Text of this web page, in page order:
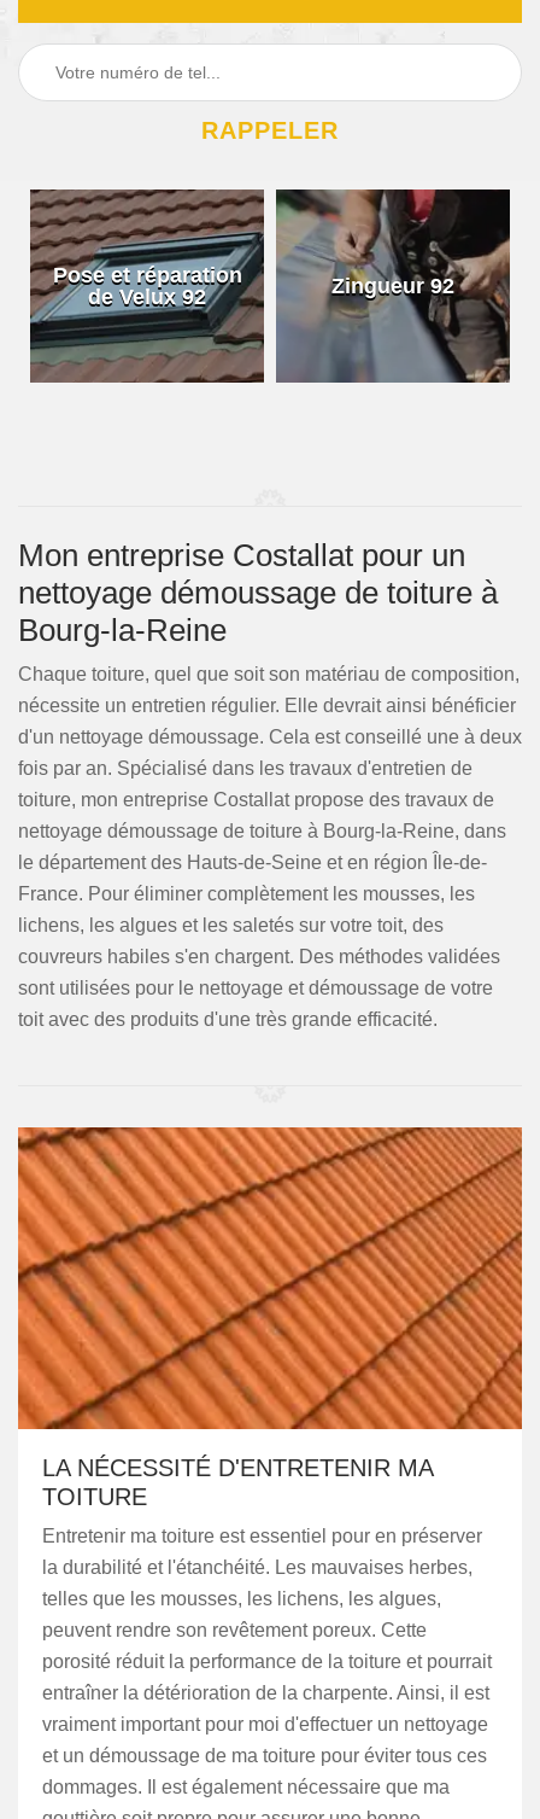
Pose et réparation
de Velux 92
Zingueur 92
Mon entreprise Costallat pour un
nettoyage démoussage de toiture à
Bourg-la-Reine
Chaque toiture, quel que soit son matériau de composition,
nécessite un entretien régulier. Elle devrait ainsi bénéficier
d'un nettoyage démoussage. Cela est conseillé une à deux
fois par an. Spécialisé dans les travaux d'entretien de
toiture, mon entreprise Costallat propose des travaux de
nettoyage démoussage de toiture à Bourg-la-Reine, dans
le département des Hauts-de-Seine et en région Île-de-
France. Pour éliminer complètement les mousses, les
lichens, les algues et les saletés sur votre toit, des
couvreurs habiles s'en chargent. Des méthodes validées
sont utilisées pour le nettoyage et démoussage de votre
toit avec des produits d'une très grande efficacité.
LA NÉCESSITÉ D'ENTRETENIR MA
TOITURE
Entretenir ma toiture est essentiel pour en préserver
la durabilité et l'étanchéité. Les mauvaises herbes,
telles que les mousses, les lichens, les algues,
peuvent rendre son revêtement poreux. Cette
porosité réduit la performance de la toiture et pourrait
entraîner la détérioration de la charpente. Ainsi, il est
vraiment important pour moi d'effectuer un nettoyage
et un démoussage de ma toiture pour éviter tous ces
dommages. Il est également nécessaire que ma